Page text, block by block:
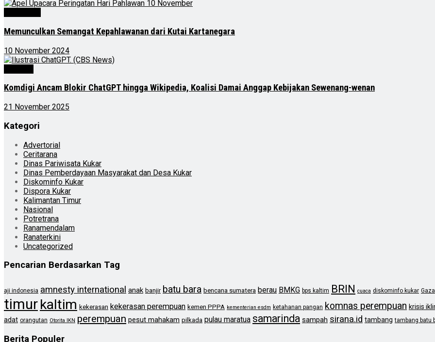
Memunculkan Semangat Kepahlawanan dari Kutai Kartanegara
10 November 2024
Komdigi Ancam Blokir ChatGPT hingga Wikipedia, Koalisi Damai Anggap Kebijakan Sewenang-wenan
21 November 2025
Kategori
Advertorial
Ceritarana
Dinas Pariwisata Kukar
Dinas Pemberdayaan Masyarakat dan Desa Kukar
Diskominfo Kukar
Dispora Kukar
Kalimantan Timur
Nasional
Potretrana
Ranamendalam
Ranaterkini
Uncategorized
Pencarian Berdasarkan Tag
aji indonesia amnesty international anak banjir batu bara bencana sumatera berau BMKG bps kaltim BRIN cuaca diskominfo kukar Gaza
timurkaltim kekerasan kekerasan perempuan kemen PPPA kementerian esdm ketahanan pangan komnas perempuan krisis
adat orangutan Otorita IKN perempuan pesut mahakam pilkada pulau maratua samarinda sampah sirana.id tambang tambang batu
Berita Populer